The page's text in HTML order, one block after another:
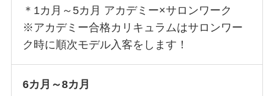
＊1カ月～5カ月 アカデミー×サロンワーク
※アカデミー合格カリキュラムはサロンワー
ク時に順次モデル入客をします！
6カ月～8カ月